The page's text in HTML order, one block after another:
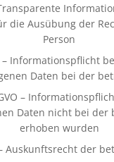
die Ausübung der
Person
– Informationspflicht
Daten bei der
–
Daten nicht bei der
erhoben wurden
Auskunftsrecht der